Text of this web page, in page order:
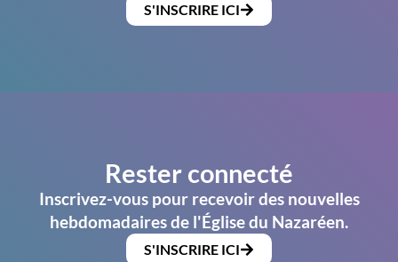
S'INSCRIRE ICI
Rester connecté
Inscrivez-vous pour recevoir des nouvelles
hebdomadaires de l'Église du Nazaréen.
S'INSCRIRE ICI